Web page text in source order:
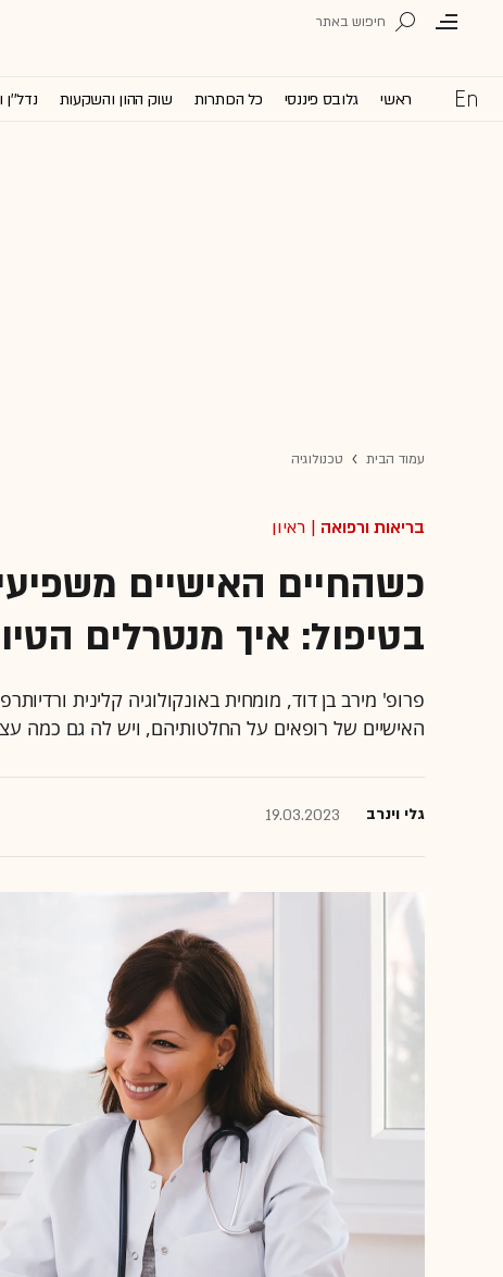
ראשי גלובס פיננסי כל הכותרות שוק ההון והשקעות נדל''ן
עמוד הבית טכנולוגיה
בריאות ורפואה | ראיון
כשהחיים האישיים
בטיפול: איך מנטרלים
פרופ' מירב בן דוד, מומחית באונקולוגיה קלינית
האישיים של רופאים על החלטותיהם, ויש לה גם כמה
גלי וינרב 19.03.2023